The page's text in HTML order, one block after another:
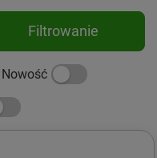
Filtrowanie
Nowość